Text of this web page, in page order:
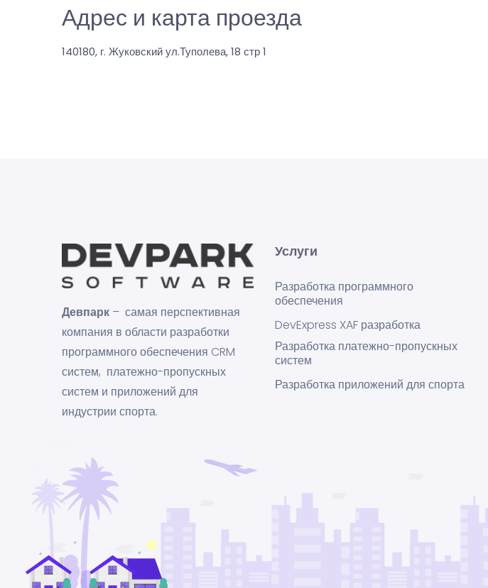
Адрес и карта проезда
140180, г. Жуковский ул.Туполева, 18 стр 1
Девпарк – самая перспективная
компания в области разработки
программного обеспечения CRM
систем, платежно-пропускных
систем и приложений для
индустрии спорта.
Услуги
Разработка программного
обеспечения
DevExpress XAF разработка
Разработка платежно-пропускных
систем
Разработка приложений для спорта